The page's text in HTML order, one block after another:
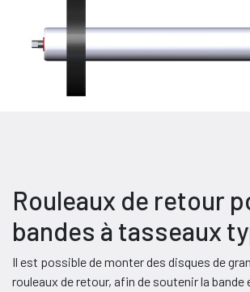
Rouleaux de retour
bandes à tasseaux
Il est possible de monter des disques de
rouleaux de retour, afin de soutenir la bande